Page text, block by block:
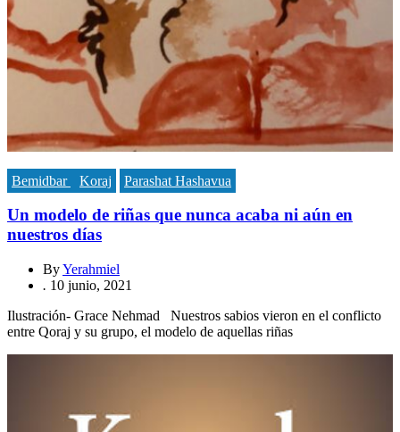
Bemidbar Koraj Parashat Hashavua
Un modelo de riñas que nunca acaba ni aún en
nuestros días
ByYerahmiel
. 10 junio, 2021
Ilustración- Grace Nehmad Nuestros sabios vieron en el conflicto
entre Qoraj y su grupo, el modelo de aquellas riñas